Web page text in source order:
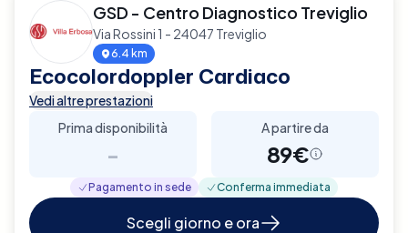
GSD - Centro Diagnostico Treviglio
Via Rossini 1 - 24047 Treviglio
6.4 km
Ecocolordoppler Cardiaco
Vedi altre prestazioni
Prima disponibilità
-
A partire da
89€
Pagamento in sede Conferma immediata
Scegli giorno e ora